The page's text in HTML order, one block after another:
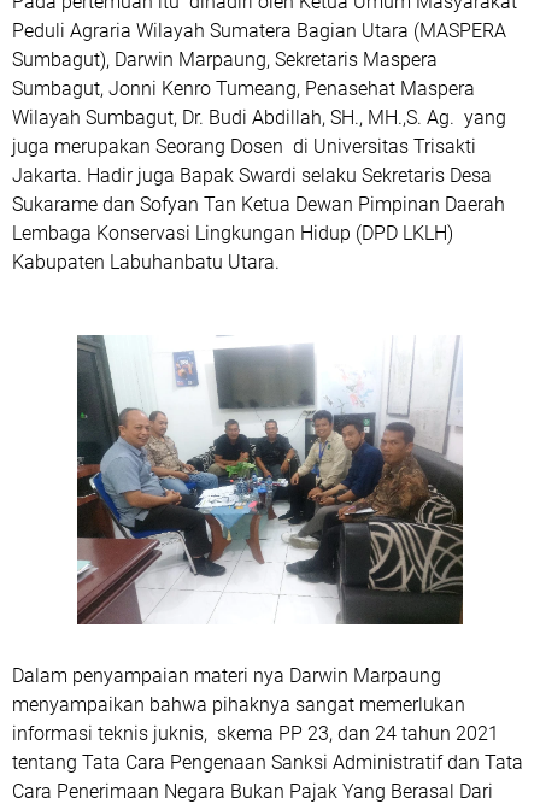
Peduli Agraria Wilayah Sumatera Bagian Utara (MASPERA
Sumbagut), Darwin Marpaung, Sekretaris Maspera
Sumbagut, Jonni Kenro Tumeang, Penasehat Maspera
Wilayah Sumbagut, Dr. Budi Abdillah, SH., MH.,S. Ag. yang
juga merupakan Seorang Dosen di Universitas Trisakti
Jakarta. Hadir juga Bapak Swardi selaku Sekretaris Desa
Sukarame dan Sofyan Tan Ketua Dewan Pimpinan Daerah
Lembaga Konservasi Lingkungan Hidup (DPD LKLH)
Kabupaten Labuhanbatu Utara.
Dalam penyampaian materi nya Darwin Marpaung
menyampaikan bahwa pihaknya sangat memerlukan
informasi teknis juknis, skema PP 23, dan 24 tahun 2021
tentang Tata Cara Pengenaan Sanksi Administratif dan Tata
Cara Penerimaan Negara Bukan Pajak Yang Berasal Dari